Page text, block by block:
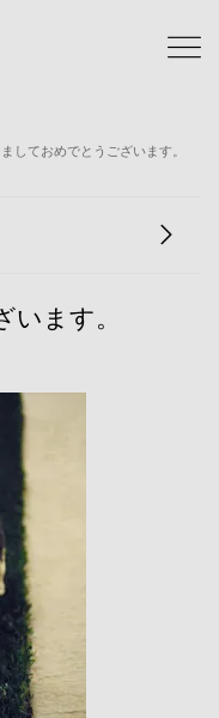
しておめでとうございます。
ます。